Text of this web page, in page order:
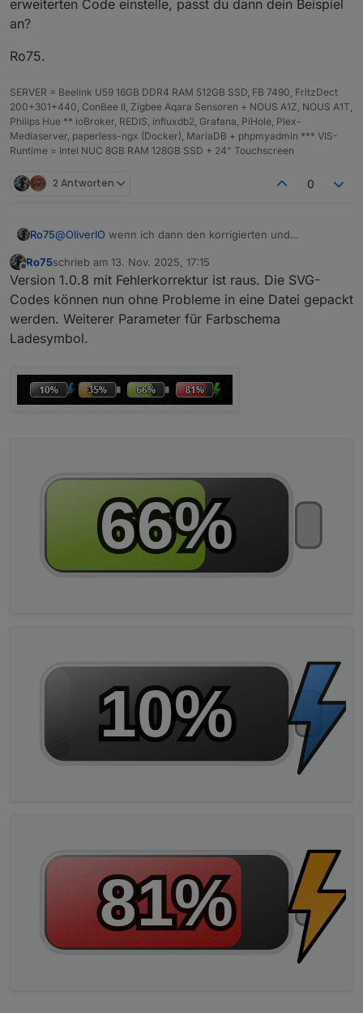
erweiterten Code einstelle, passt du dann dein Beispiel
an?
Ro75.
SERVER = Beelink U59 16GB DDR4 RAM 512GB SSD, FB 7490, FritzDect
200+301+440, ConBee II, Zigbee Aqara Sensoren + NOUS A1Z, NOUS A1T,
Philips Hue ** ioBroker, REDIS, influxdb2, Grafana, PiHole, Plex-
Mediaserver, paperless-ngx (Docker), MariaDB + phpmyadmin *** VIS-
Runtime = Intel NUC 8GB RAM 128GB SSD + 24" Touchscreen
2 Antworten 0
Ro75@OliverIO wenn ich dann den korrigierten und
an?
Ro75.
Offline
Ro75schrieb am 13. Nov. 2025, 17:15
zuletzt editiert von
Version 1.0.8 mit Fehlerkorrektur ist raus. Die SVG-
Codes können nun ohne Probleme in eine Datei gepackt
werden. Weiterer Parameter für Farbschema
Ladesymbol.